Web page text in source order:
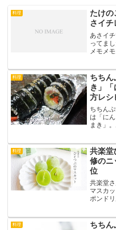
料理
たけの
さイチ
あさイ
ってま
メモメモ
料理
ちちん
き」「
方レシ
ちちん
は「に
まき」
料理
共楽堂
修のニ
位
共楽堂
マスカ
ポンド
料理
ちちん